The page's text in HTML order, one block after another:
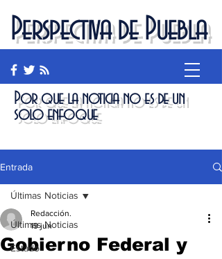
Perspectiva de Puebla
Por que la noticia no es de un
solo enfoque
Entrada
Últimas Noticias
Estado
Últimas Noticias
Gobierno Federal y
Redacción.
19 jun